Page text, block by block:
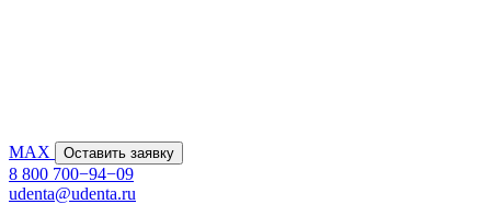
MAX Оставить заявку
8 800 700−94−09
udenta@udenta.ru